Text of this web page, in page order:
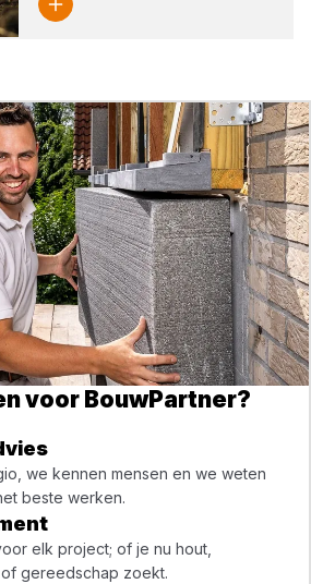
voor BouwPartner?
we kennen mensen en we weten
beste werken.
elk project; of je nu hout,
gereedschap zoekt.